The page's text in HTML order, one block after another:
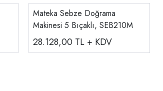
Mateka Sebze Doğrama
Makinesi 5 Bıçaklı, SEB210M
28.128,00 TL + KDV